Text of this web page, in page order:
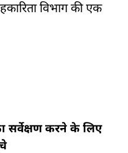
शिमला-धर्मशाला में बादल
अलर्ट, कोकण-विदर्भ में
अगले कुछ दिनों तक शुष्क
विभाग की एक
सर्वेक्षण करने के लिए